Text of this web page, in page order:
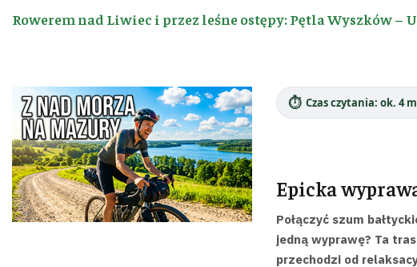
Rowerem nad Liwiec i przez leśne ostępy: Pętla Wyszków –
⏱️ Czas czytania: ok. 4
Epicka
Połączyć szum
jedną wyprawę? Ta
przechodzi od